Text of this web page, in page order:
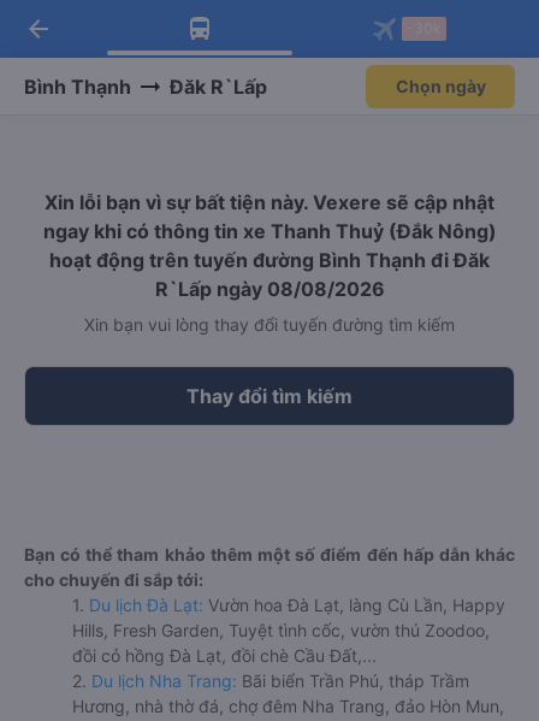
Tải app Vexere ngay!
Nhận ưu đãi thành viên độc
Mở app
Tải app Vexere
-30k/ghế khi đặt vé máy bay qua
Mở app
arrow_back
Bình Thạnh Đăk R`Lấp Chọn ngày
Xin lỗi bạn vì sự bất tiện này. Vexere sẽ cập nhật
ngay khi có thông tin xe Thanh Thuỷ (Đắk Nông)
hoạt động trên tuyến đường Bình Thạnh đi Đăk
R`Lấp ngày 08/08/2026
Xin bạn vui lòng thay đổi tuyến đường tìm kiếm
Thay đổi tìm kiếm
Bạn có thể tham khảo thêm một số điểm đến hấp dẫn khác
cho chuyến đi sắp tới:
1. Du lịch Đà Lạt: Vườn hoa Đà Lạt, làng Cù Lần, Happy
Hills, Fresh Garden, Tuyệt tình cốc, vườn thú Zoodoo,
đồi cỏ hồng Đà Lạt, đồi chè Cầu Đất,...
2. Du lịch Nha Trang: Bãi biển Trần Phú, tháp Trầm
Hương, nhà thờ đá, chợ đêm Nha Trang, đảo Hòn Mun,